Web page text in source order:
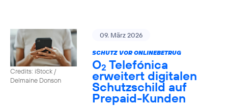
Credits: iStock /
Delmaine Donson
09. März 2026
SCHUTZ VOR ONLINEBETRUG
O2 Telefónica
erweitert digitalen
Schutzschild auf
Prepaid-Kunden